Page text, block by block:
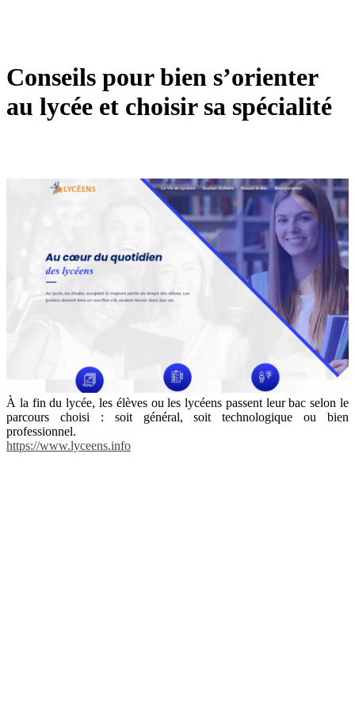
Conseils pour bien s’orienter
au lycée et choisir sa spécialité
À la fin du lycée, les élèves ou les lycéens passent leur bac selon le
parcours choisi : soit général, soit technologique ou bien
professionnel.
https://www.lyceens.info